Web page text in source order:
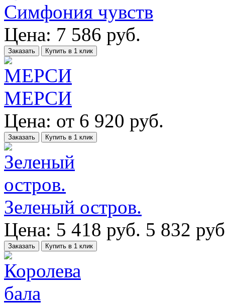
Симфония чувств
Цена: 7 586 руб.
Заказать Купить в 1 клик
МЕРСИ
Цена: от 6 920 руб.
Заказать Купить в 1 клик
Зеленый остров.
Цена: 5 418 руб. 5 832
Заказать Купить в 1 клик